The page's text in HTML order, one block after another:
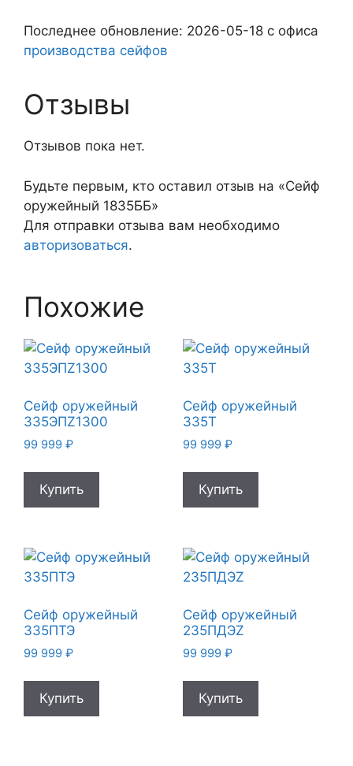
Последнее обновление: 2026-05-18 с офиса
производства сейфов
Отзывы
Отзывов пока нет.
Будьте первым, кто оставил отзыв на «Сейф
оружейный 1835ББ»
Для отправки отзыва вам необходимо
авторизоваться.
Похожие
Сейф оружейный
335ЭПZ1300
99 999 ₽
Купить
Сейф оружейный
335T
99 999 ₽
Купить
Сейф оружейный
335ПТЭ
99 999 ₽
Купить
Сейф оружейный
235ПДЭZ
99 999 ₽
Купить